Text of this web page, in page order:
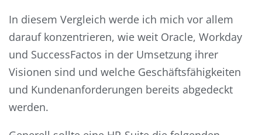
In diesem Vergleich werde ich mich vor allem
darauf konzentrieren, wie weit Oracle, Workday
und SuccessFactos in der Umsetzung ihrer
Visionen sind und welche Geschäftsfähigkeiten
und Kundenanforderungen bereits abgedeckt
werden.